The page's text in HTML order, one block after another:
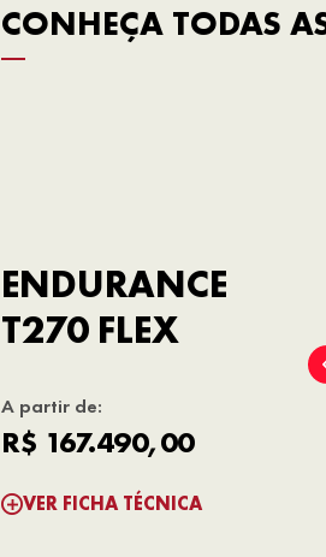
CONHEÇA TODAS
ENDURANCE
T270 FLEX
A partir de:
R$ 167.490,00
VER FICHA TÉCNICA